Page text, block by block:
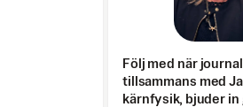
Följ med när
tillsammans med
kärnfysik, bjuder